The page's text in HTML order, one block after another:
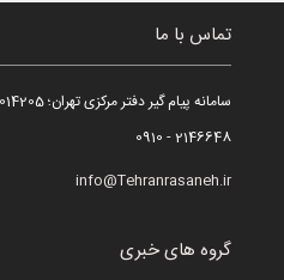
تماس با ما
2146648 - 0910
info@Tehranrasaneh.ir
گروه های خبری